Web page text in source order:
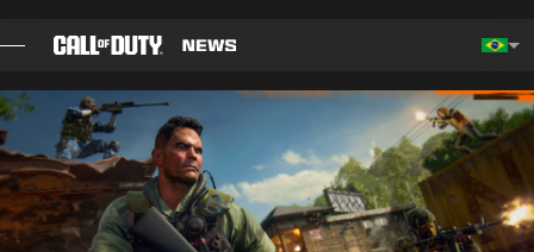
BLOG
GUIAS
NOTAS DO PATCH